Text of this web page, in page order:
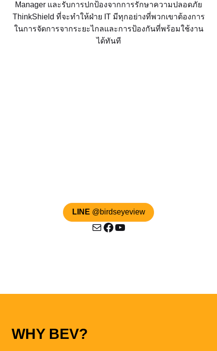
Manager และรับการปกป้องจากการรักษาความปลอดภัย
ThinkShield ที่จะทำให้ฝ่าย IT มีทุกอย่างที่พวกเขาต้องการ
ในการจัดการจากระยะไกลและการป้องกันที่พร้อมใช้งาน
ได้ทันที
LINE @birdseyeview
Mail Facebook YouTube
WHY BEV?